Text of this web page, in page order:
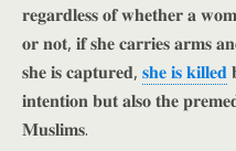
𝐫𝐞𝐠𝐚𝐫𝐝𝐥𝐞𝐬𝐬 𝐨𝐟 𝐰𝐡𝐞𝐭𝐡𝐞𝐫 𝐚
𝐨𝐫 𝐧𝐨𝐭, 𝐢𝐟 𝐬𝐡𝐞 𝐜𝐚𝐫𝐫𝐢𝐞𝐬 𝐚𝐫𝐦𝐬
𝐬𝐡𝐞 𝐢𝐬 𝐜𝐚𝐩𝐭𝐮𝐫𝐞𝐝, 𝐬𝐡𝐞 𝐢𝐬 𝐤𝐢𝐥𝐥𝐞𝐝
𝐢𝐧𝐭𝐞𝐧𝐭𝐢𝐨𝐧 𝐛𝐮𝐭 𝐚𝐥𝐬𝐨 𝐭𝐡𝐞
𝐌𝐮𝐬𝐥𝐢𝐦𝐬.